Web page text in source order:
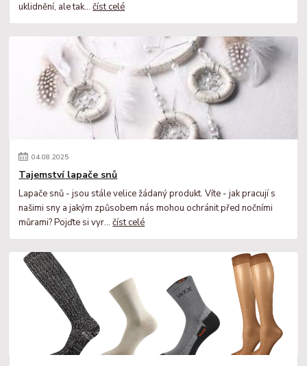
uklidnění, ale tak...číst celé
04.08.2025
Tajemství lapače snů
Lapače snů - jsou stále velice žádaný produkt. Víte - jak pracují s
našimi sny a jakým způsobem nás mohou ochránit před nočními
můrami? Pojďte si vyr...číst celé